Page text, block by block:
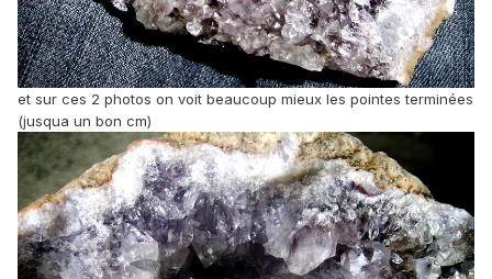
et sur ces 2 photos on voit beaucoup mieux les pointes terminées
(jusqua un bon cm)